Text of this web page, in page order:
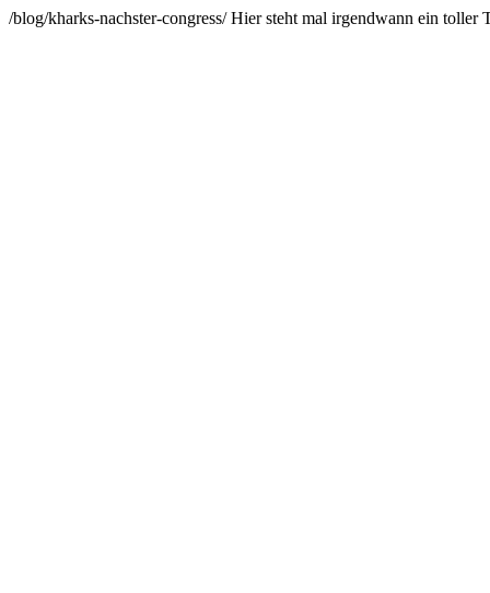
/blog/kharks-nachster-congress/Hier steht mal irgendwann ein toller